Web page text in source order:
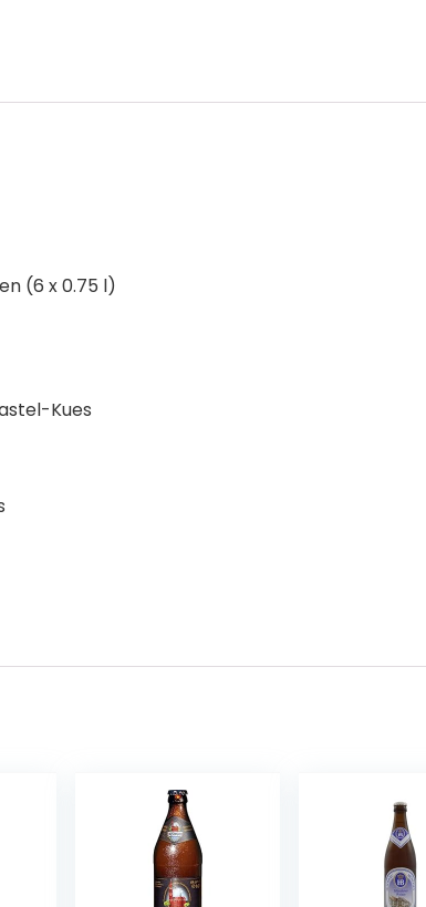
(6 x 0.75 l)
Kues